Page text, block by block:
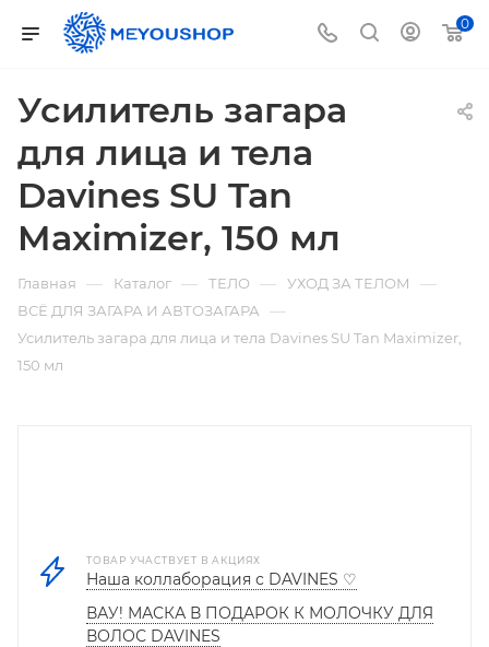
0
Усилитель загара
для лица и тела
Davines SU Tan
Maximizer, 150 мл
Главная — Каталог — ТЕЛО — УХОД ЗА ТЕЛОМ —
ВСЁ ДЛЯ ЗАГАРА И АВТОЗАГАРА —
Усилитель загара для лица и тела Davines SU Tan Maximizer,
150 мл
ТОВАР УЧАСТВУЕТ В АКЦИЯХ
Наша коллаборация с DAVINES ♡
ВАУ! МАСКА В ПОДАРОК К МОЛОЧКУ ДЛЯ
ВОЛОС DAVINES